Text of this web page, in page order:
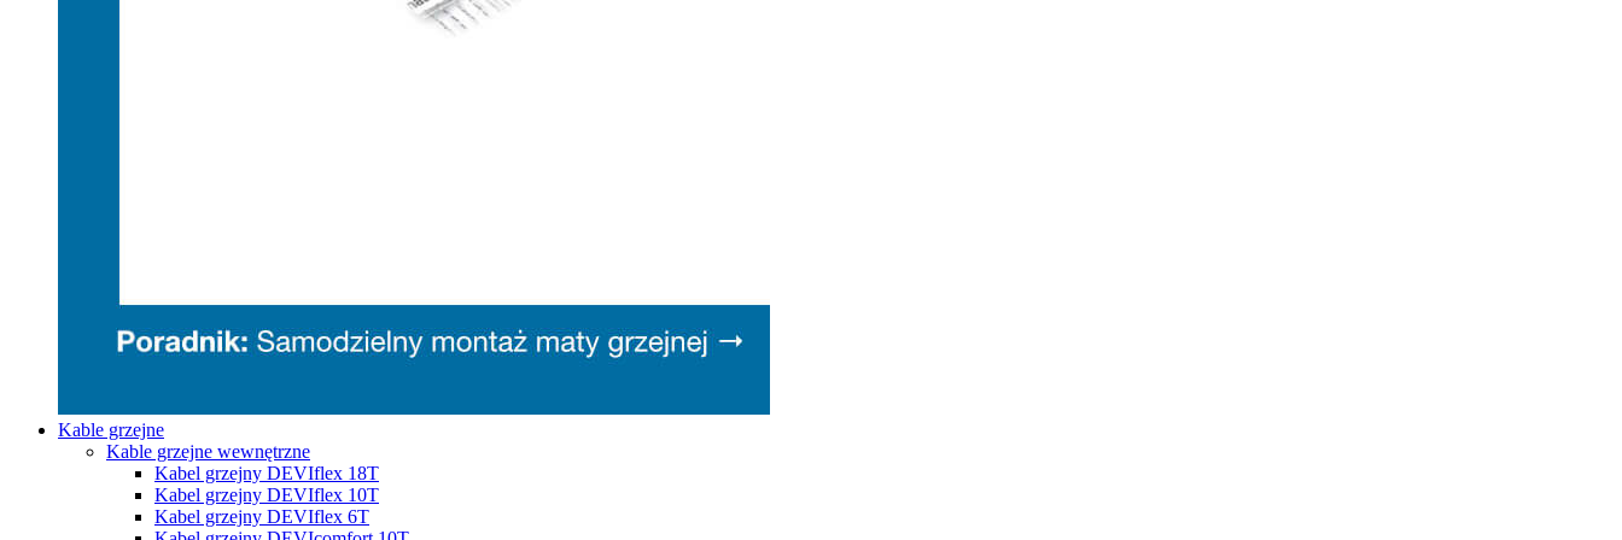
Kable grzejne
Kable grzejne wewnętrzne
Kabel grzejny DEVIflex 18T
Kabel grzejny DEVIflex 10T
Kabel grzejny DEVIflex 6T